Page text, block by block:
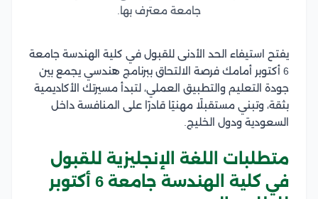
جامعة معترف بها.
يفتح استيفاء الحد الأدنى للقبول في كلية الهندسة جامعة
6 أكتوبر أمامك فرصة الالتحاق ببرنامج هندسي يجمع بين
جودة التعليم والتطبيق العملي، لتبدأ مسيرتك الأكاديمية
بثقة، وتبني مستقبلًا مهنيًا قادرًا على المنافسة داخل
السعودية ودول الخليج.
متطلبات اللغة الإنجليزية للقبول
في كلية الهندسة جامعة 6 أكتوبر